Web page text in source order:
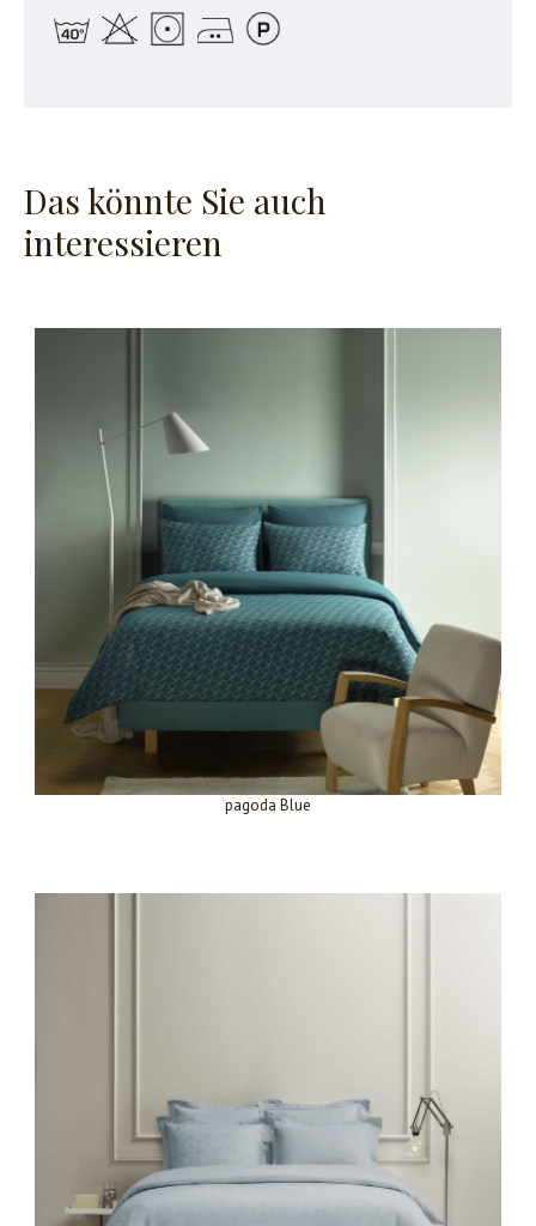
Das könnte Sie auch
interessieren
pagoda Blue